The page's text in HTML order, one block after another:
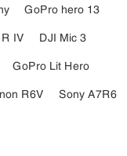
GoPro hero 13
IV
DJI Mic 3
GoPro Lit Hero
R6V
Sony A7R6